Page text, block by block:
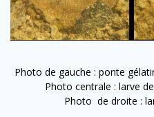
Photo de gauche : ponte
Photo centrale : larve
Photo de droite :